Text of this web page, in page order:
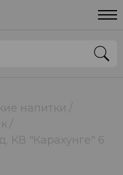
напитки
КВ "Карахунге" 6